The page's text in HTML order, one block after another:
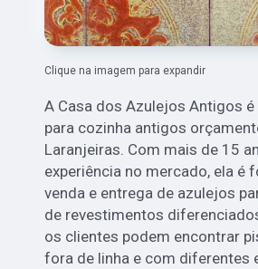
Clique na imagem para expandir
A Casa dos Azulejos Antigos
para cozinha antigos
Laranjeiras. Com mais de 15
experiência no mercado, ela é
venda e entrega de azulejos
de revestimentos
os clientes podem encontrar
fora de linha e com diferentes